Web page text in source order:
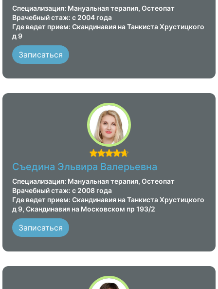
Специализация: Мануальная терапия, Остеопат
Врачебный стаж: с 2004 года
Где ведет прием: Скандинавия на Танкиста Хрустицкого
д 9
Записаться
Съедина Эльвира Валерьевна
Специализация: Мануальная терапия, Остеопат
Врачебный стаж: с 2008 года
Где ведет прием: Скандинавия на Танкиста Хрустицкого
д 9, Скандинавия на Московском пр 193/2
Записаться